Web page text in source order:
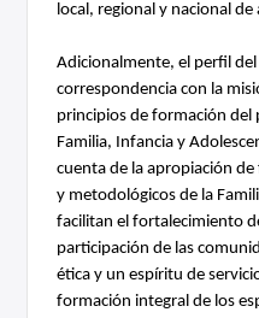
local, regional y nacional
Adicionalmente, el perfil
correspondencia con la
principios de formación del
Familia, Infancia y
cuenta de la apropiación
y metodológicos de la
facilitan el fortalecimiento
participación de las
ética y un espíritu de
formación integral de los